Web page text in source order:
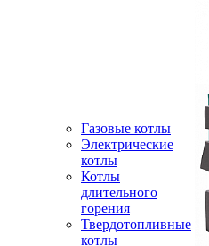
Газовые котлы
Электрические
котлы
Котлы
длительного
горения
Твердотопливные
котлы